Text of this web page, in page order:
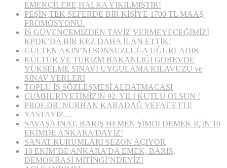
EMEKÇİLERE,HALKA YIKILMIŞTIR!
PEŞİN,TEK SEFERDE BİR KİŞİYE 1700 TL MAAŞ
PROMOSYONU.
İŞ GÜVENCEMİZDEN TAVİZ VERMEYECEĞİMİZİ
KPDK’DA BİR KEZ DAHA İLAN ETTİK!
GÜLTEN AKIN’NI SONSUZLUĞA UĞURLADIK
KÜLTÜR VE TURİZM BAKANLIĞI GÖREVDE
YÜKSELME SINAVI UYGULAMA KILAVUZU ve
SINAV YERLERİ
TOPLU İŞ SÖZLEŞMESİ ALDATMACASI
CUMHURİYETİMİZİN 92. YILI KUTLU OLSUN !
PROF.DR. NURHAN KARADAĞ VEFAT ETTİ!
YASTAYIZ…
SAVAŞA İNAT, BARIŞ HEMEN ŞİMDİ DEMEK İÇİN 10
EKİMDE ANKARA’DAYIZ!
SANAT KURUMLARI SEZON AÇIYOR
10 EKİM’DE ANKARA’DA EMEK, BARIŞ,
DEMOKRASİ MİTİNGİ’NDEYİZ!